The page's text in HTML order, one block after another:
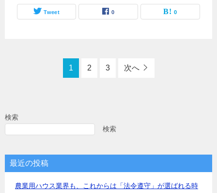
Tweet 0 0
1 2 3 次へ
検索
検索
最近の投稿
農業用ハウス業界も、これからは「法令遵守」が選ばれる時